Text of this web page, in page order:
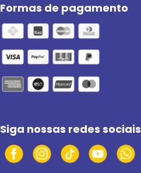
Formas de pagamento
Siga nossas redes sociais